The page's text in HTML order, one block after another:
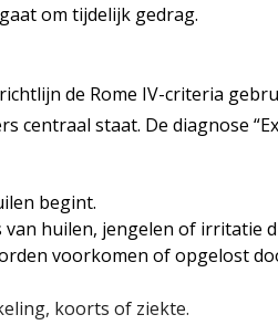
om tijdelijk gedrag.
de Rome IV-criteria
centraal staat. De diagnose
begint.
huilen, jengelen of irritatie
voorkomen of opgelost
koorts of ziekte.